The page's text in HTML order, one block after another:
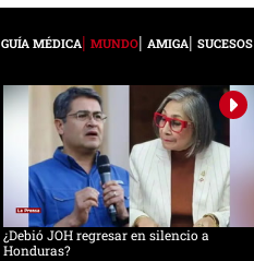
GUÍA MÉDICA MUNDO AMIGA SUCESOS
¿Debió JOH regresar en silencio a
Honduras?